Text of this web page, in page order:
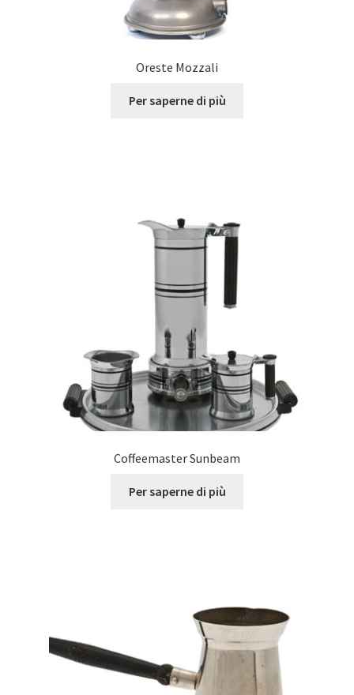
Oreste Mozzali
Per saperne di più
Coffeemaster Sunbeam
Per saperne di più